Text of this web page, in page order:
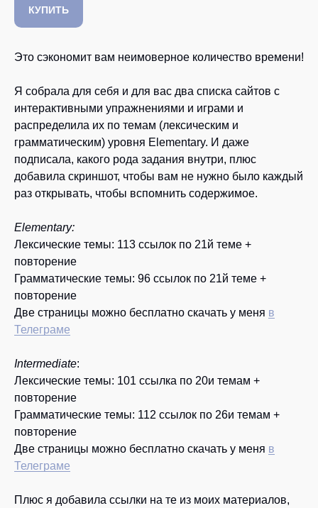
КУПИТЬ
Это сэкономит вам неимоверное количество времени!
Я собрала для себя и для вас два списка сайтов с
интерактивными упражнениями и играми и
распределила их по темам (лексическим и
грамматическим) уровня Elementary. И даже
подписала, какого рода задания внутри, плюс
добавила скриншот, чтобы вам не нужно было каждый
раз открывать, чтобы вспомнить содержимое.
Elementary:
Лексические темы: 113 ссылок по 21й теме +
повторение
Грамматические темы: 96 ссылок по 21й теме +
повторение
Две страницы можно бесплатно скачать у меня в
Телеграме
Intermediate:
Лексические темы: 101 ссылка по 20и темам +
повторение
Грамматические темы: 112 ссылок по 26и темам +
повторение
Две страницы можно бесплатно скачать у меня в
Телеграме
Плюс я добавила ссылки на те из моих материалов,